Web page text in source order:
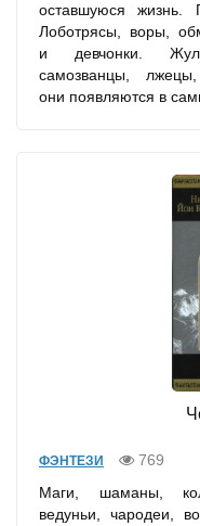
оставшуюся жизнь.
Лоботрясы, воры,
и девчонки.
самозванцы,
они появляются в
ФЭНТЕЗИ
769
Маги, шаманы,
ведуньи, чародеи,